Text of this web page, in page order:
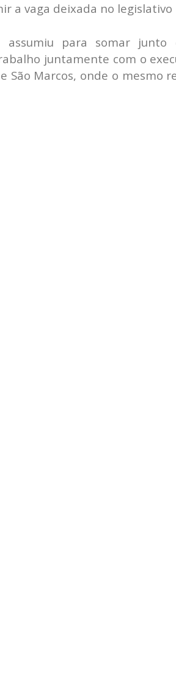
a vaga deixada no
para somar junto
juntamente com o
São Marcos, onde o mesmo